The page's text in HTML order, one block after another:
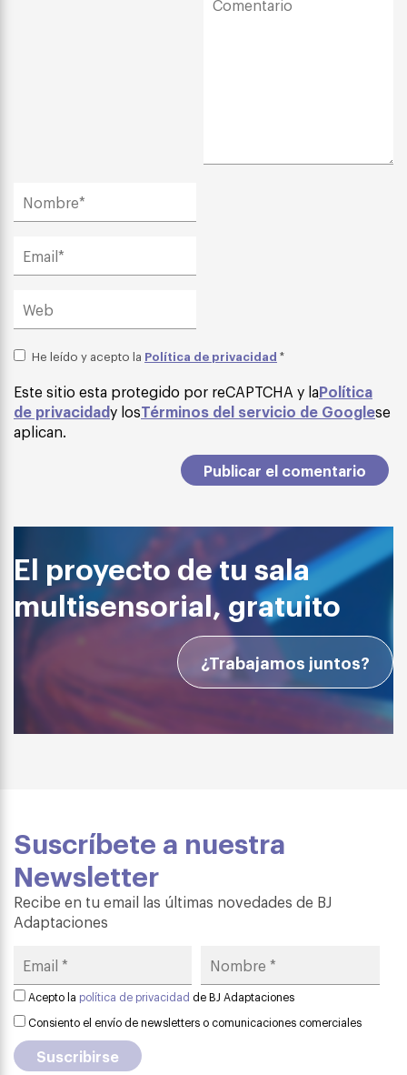
He leído y acepto la Política de privacidad *
Este sitio esta protegido por reCAPTCHA y laPolítica
de privacidady losTérminos del servicio de Googlese
aplican.
El proyecto de tu sala
multisensorial, gratuito
¿Trabajamos juntos?
Suscríbete a nuestra
Newsletter
Recibe en tu email las últimas novedades de BJ
Adaptaciones
Acepto la política de privacidad de BJ Adaptaciones
Consiento el envío de newsletters o comunicaciones comerciales